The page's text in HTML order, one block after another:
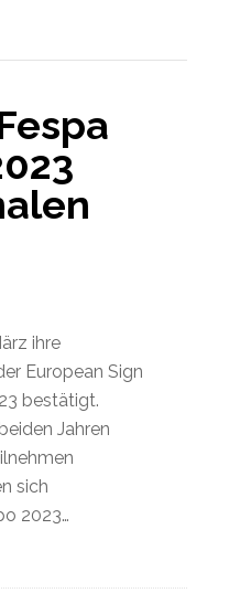
ihre
European Sign
bestätigt.
Jahren
sich
2023…